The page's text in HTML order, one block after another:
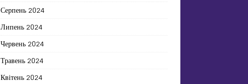
Серпень 2024
Липень 2024
Червень 2024
Травень 2024
Квітень 2024